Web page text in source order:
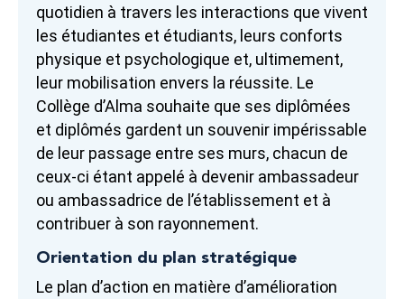
quotidien à travers les interactions que vivent
les étudiantes et étudiants, leurs conforts
physique et psychologique et, ultimement,
leur mobilisation envers la réussite. Le
Collège d’Alma souhaite que ses diplômées
et diplômés gardent un souvenir impérissable
de leur passage entre ses murs, chacun de
ceux-ci étant appelé à devenir ambassadeur
ou ambassadrice de l’établissement et à
contribuer à son rayonnement.
Orientation du plan stratégique
Le plan d’action en matière d’amélioration